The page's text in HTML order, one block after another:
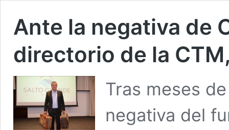
Ante la negativa de
directorio de la
Tras meses
negativa del